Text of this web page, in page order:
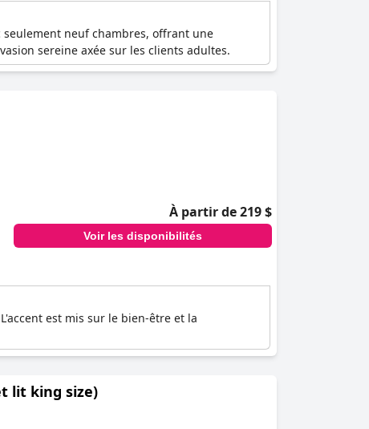
neuf chambres, offrant une
sereine axée sur les clients adultes.
À partir de 219 $
Voir les disponibilités
est mis sur le bien-être et la
lit king size)